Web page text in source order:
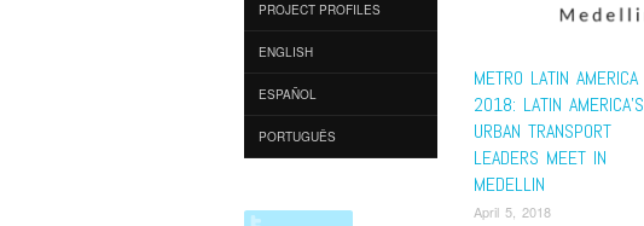
PROJECT PROFILES
ENGLISH
ESPAÑOL
PORTUGUÊS
METRO LATIN AMERICA
2018: LATIN AMERICA’S
URBAN TRANSPORT
LEADERS MEET IN
MEDELLIN
April 5, 2018